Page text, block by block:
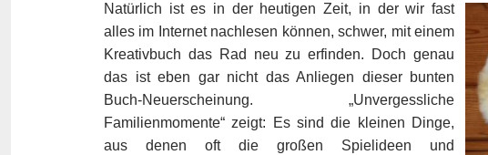
Natürlich ist es in der heutigen Zeit, in der wir fast
alles im Internet nachlesen können, schwer, mit einem
Kreativbuch das Rad neu zu erfinden. Doch genau
das ist eben gar nicht das Anliegen dieser bunten
Buch-Neuerscheinung. „Unvergessliche
Familienmomente“ zeigt: Es sind die kleinen Dinge,
aus denen oft die großen Spielideen und